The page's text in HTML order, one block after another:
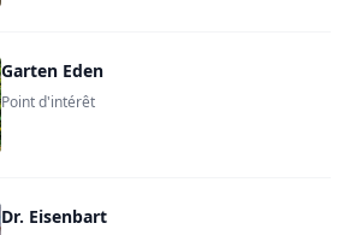
Garten Eden
Point d'intérêt
Dr. Eisenbart